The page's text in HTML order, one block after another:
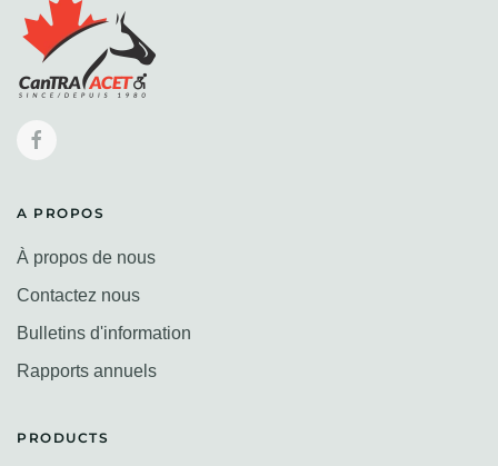
A PROPOS
À propos de nous
Contactez nous
Bulletins d'information
Rapports annuels
PRODUCTS